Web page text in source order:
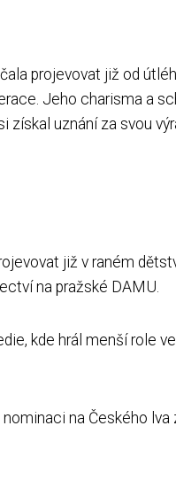
projevovat již od
Jeho charisma a
získal uznání za svou
již v raném
na pražské DAMU.
kde hrál menší role
na Českého